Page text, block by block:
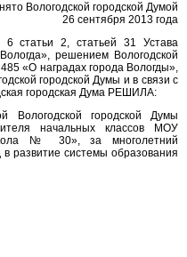
Вологодской городской Думой
26 сентября 2013 года
6 статьи 2, статьей 31 Устава
решением Вологодской
«О наградах города Вологды»,
городской Думы и в связи с
городская Дума РЕШИЛА:
Вологодской городской Думы
начальных классов МОУ
№ 30», за многолетний
развитие системы образования